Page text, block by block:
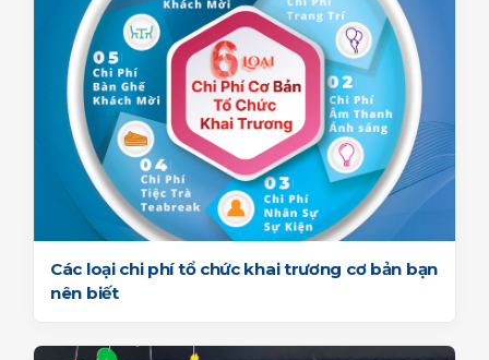
Các loại chi phí tổ chức khai trương cơ bản bạn
nên biết